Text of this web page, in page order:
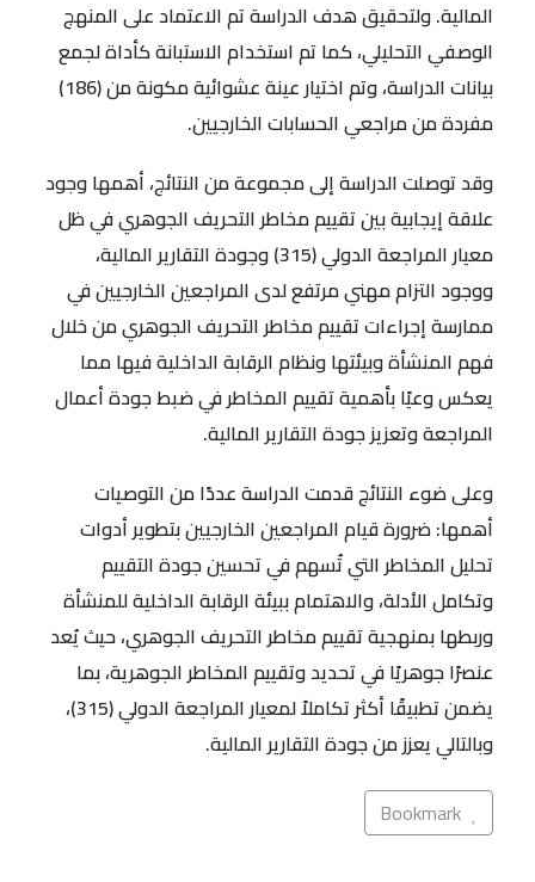
المالية. ولتحقيق هدف الدراسة تم الاعتماد على المنهج
الوصفي التحليلي، كما تم استخدام الاستبانة كأداة لجمع
بيانات الدراسة، وتم اختيار عينة عشوائية مكونة من (186)
مفردة من مراجعي الحسابات الخارجيين.
وقد توصلت الدراسة إلى مجموعة من النتائج، أهمها وجود
علاقة إيجابية بين تقييم مخاطر التحريف الجوهري في ظل
معيار المراجعة الدولي (315) وجودة التقارير المالية،
ووجود التزام مهني مرتفع لدى المراجعين الخارجيين في
ممارسة إجراءات تقييم مخاطر التحريف الجوهري من خلال
فهم المنشأة وبيئتها ونظام الرقابة الداخلية فيها مما
يعكس وعيًا بأهمية تقييم المخاطر في ضبط جودة أعمال
المراجعة وتعزيز جودة التقارير المالية.
وعلى ضوء النتائج قدمت الدراسة عددًا من التوصيات
أهمها: ضرورة قيام المراجعين الخارجيين بتطوير أدوات
تحليل المخاطر التي تُسهم في تحسين جودة التقييم
وتكامل الأدلة، والاهتمام ببيئة الرقابة الداخلية للمنشأة
وربطها بمنهجية تقييم مخاطر التحريف الجوهري، حيث يُعد
عنصرًا جوهريًا في تحديد وتقييم المخاطر الجوهرية، بما
يضمن تطبيقًا أكثر تكاملاً لمعيار المراجعة الدولي (315)،
وبالتالي يعزز من جودة التقارير المالية.
Bookmark